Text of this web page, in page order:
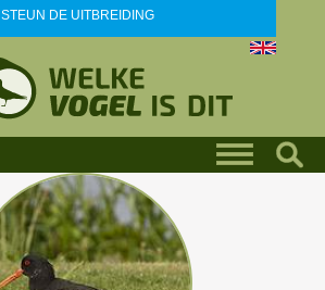
STEUN DE UITBREIDING